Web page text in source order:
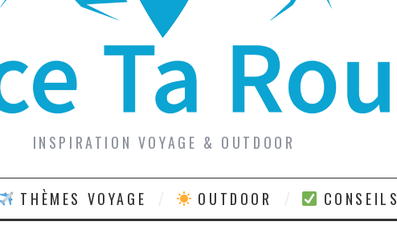
INSPIRATION VOYAGE & OUTDOOR
THÈMES VOYAGE OUTDOOR CONSEILS